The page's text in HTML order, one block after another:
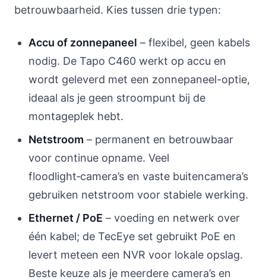
betrouwbaarheid. Kies tussen drie typen:
Accu of zonnepaneel – flexibel, geen kabels
nodig. De Tapo C460 werkt op accu en
wordt geleverd met een zonnepaneel-optie,
ideaal als je geen stroompunt bij de
montageplek hebt.
Netstroom – permanent en betrouwbaar
voor continue opname. Veel
floodlight‑camera’s en vaste buitencamera’s
gebruiken netstroom voor stabiele werking.
Ethernet / PoE – voeding en netwerk over
één kabel; de TecEye set gebruikt PoE en
levert meteen een NVR voor lokale opslag.
Beste keuze als je meerdere camera’s en